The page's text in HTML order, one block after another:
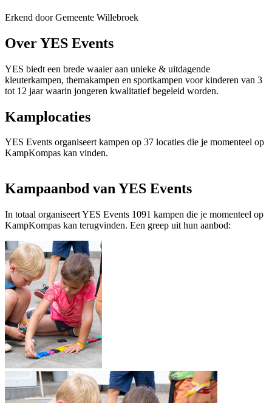
Erkend door Gemeente Willebroek
Over YES Events
YES biedt een brede waaier aan unieke & uitdagende
kleuterkampen, themakampen en sportkampen voor kinderen van 3
tot 12 jaar waarin jongeren kwalitatief begeleid worden.
Kamplocaties
YES Events organiseert kampen op 37 locaties die je momenteel op
KampKompas kan vinden.
Kampaanbod van YES Events
In totaal organiseert YES Events 1091 kampen die je momenteel op
KampKompas kan terugvinden. Een greep uit hun aanbod: